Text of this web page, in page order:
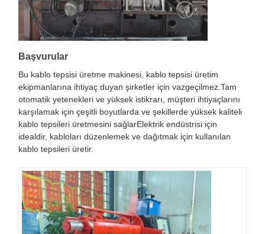
Başvurular
Bu kablo tepsisi üretme makinesi, kablo tepsisi üretim
ekipmanlarına ihtiyaç duyan şirketler için vazgeçilmez.Tam
otomatik yetenekleri ve yüksek istikrarı, müşteri ihtiyaçlarını
karşılamak için çeşitli boyutlarda ve şekillerde yüksek kaliteli
kablo tepsileri üretmesini sağlarElektrik endüstrisi için
idealdir, kabloları düzenlemek ve dağıtmak için kullanılan
kablo tepsileri üretir.